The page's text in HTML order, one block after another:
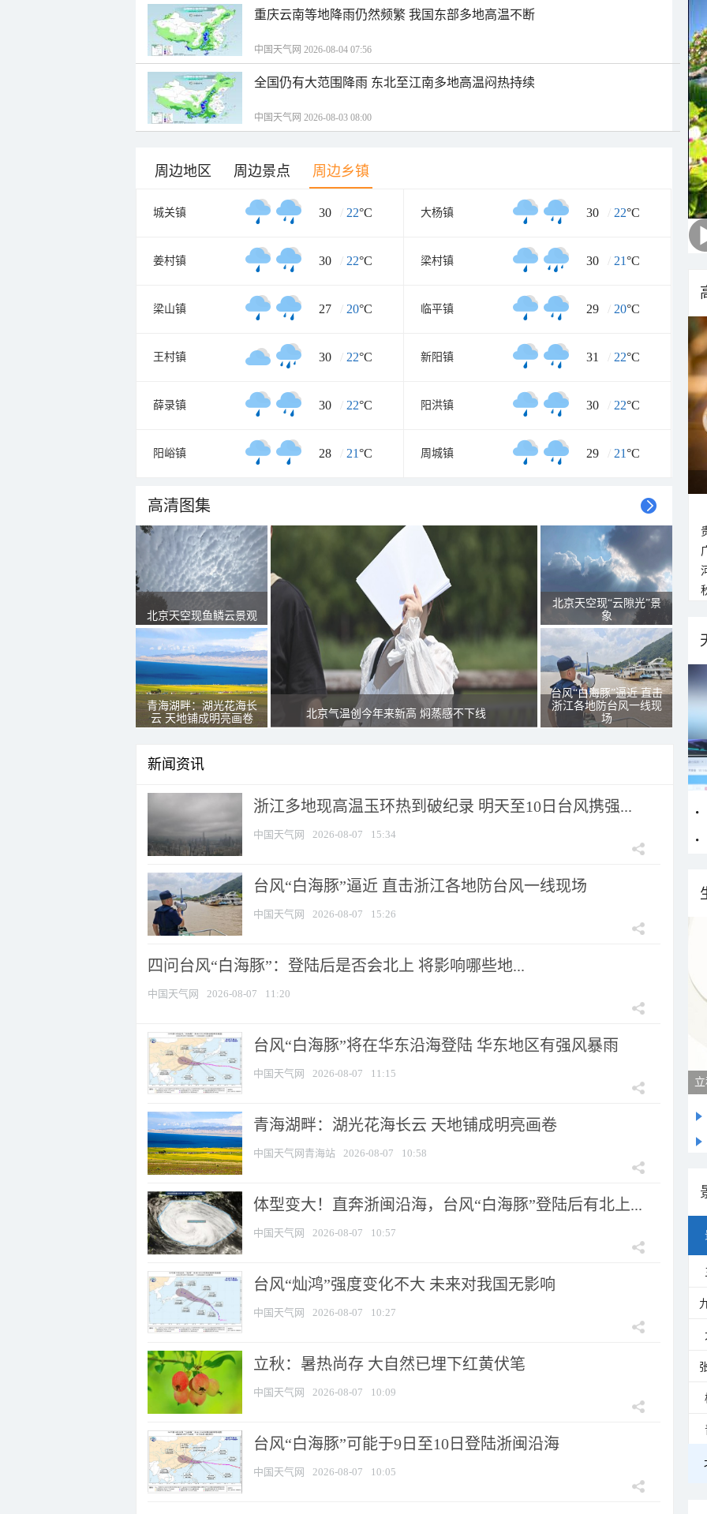
重庆云南等地降雨仍然频繁 我国东部多地高温不断
中国天气网 2026-08-04 07:56
全国仍有大范围降雨 东北至江南多地高温闷热持续
中国天气网 2026-08-03 08:00
周边地区 周边景点 周边乡镇
城关镇 30 / 22°C 大杨镇 30 / 22°C
姜村镇 30 / 22°C 梁村镇 30 / 21°C
梁山镇 27 / 20°C 临平镇 29 / 20°C
王村镇 30 / 22°C 新阳镇 31 / 22°C
薛录镇 30 / 22°C 阳洪镇 30 / 22°C
阳峪镇 28 / 21°C 周城镇 29 / 21°C
高清图集
北京天空现鱼鳞云景观
青海湖畔：湖光花海长
云 天地铺成明亮画卷
北京气温创今年来新高 焖蒸感不下线
北京天空现“云隙光”景
象
台风“白海豚”逼近 直击
浙江各地防台风一线现
场
新闻资讯
浙江多地现高温玉环热到破纪录 明天至10日台风携强...
中国天气网 2026-08-07 15:34
台风“白海豚”逼近 直击浙江各地防台风一线现场
中国天气网 2026-08-07 15:26
四问台风“白海豚”：登陆后是否会北上 将影响哪些地...
中国天气网 2026-08-07 11:20
台风“白海豚”将在华东沿海登陆 华东地区有强风暴雨
中国天气网 2026-08-07 11:15
青海湖畔：湖光花海长云 天地铺成明亮画卷
中国天气网青海站 2026-08-07 10:58
体型变大！直奔浙闽沿海，台风“白海豚”登陆后有北上...
中国天气网 2026-08-07 10:57
台风“灿鸿”强度变化不大 未来对我国无影响
中国天气网 2026-08-07 10:27
立秋：暑热尚存 大自然已埋下红黄伏笔
中国天气网 2026-08-07 10:09
台风“白海豚”可能于9日至10日登陆浙闽沿海
中国天气网 2026-08-07 10:05